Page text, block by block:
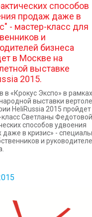
способов
продаж даже в
- мастер-класс для
и
бизнеса
в Москве на
выставке
2015.
в «Крокус Экспо» в
выставки
HeliRussia 2015 пройдет
Светланы
способов удвоения
в кризис» -
и